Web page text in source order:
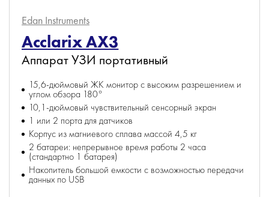
Edan Instruments
Acclarix AX3
Аппарат УЗИ портативный
15,6-дюймовый ЖК монитор с высоким разрешением и
углом обзора 180°
10,1-дюймовый чувствительный сенсорный экран
1 или 2 порта для датчиков
Корпус из магниевого сплава массой 4,5 кг
2 батареи: непрерывное время работы 2 часа
(стандартно 1 батарея)
Накопитель большой емкости с возможностью передачи
данных по USB